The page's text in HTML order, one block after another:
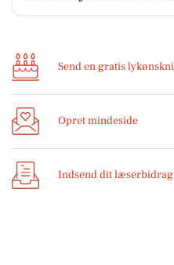
Send en gratis
Opret mindeside
Indsend dit læserbidrag